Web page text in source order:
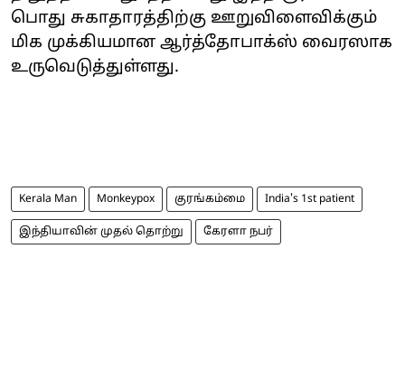
பொது சுகாதாரத்திற்கு ஊறுவிளைவிக்கும்
மிக முக்கியமான ஆர்த்தோபாக்ஸ் வைரஸாக
உருவெடுத்துள்ளது.
Kerala Man Monkeypox குரங்கம்மை India's 1st patient
இந்தியாவின் முதல் தொற்று கேரளா நபர்